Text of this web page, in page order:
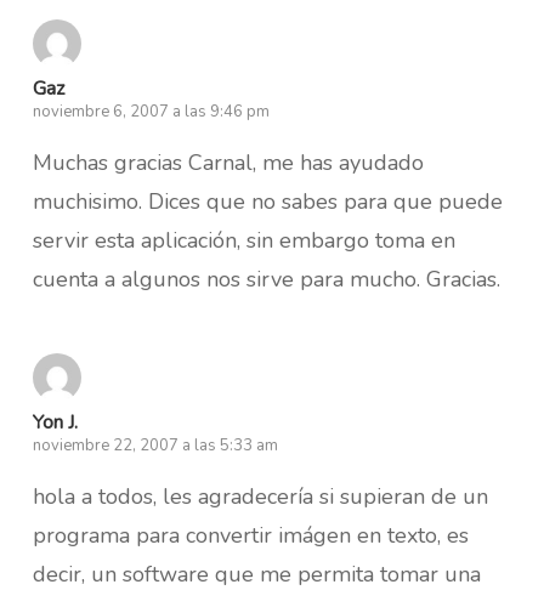
Gaz
noviembre 6, 2007 a las 9:46 pm
Muchas gracias Carnal, me has ayudado
muchisimo. Dices que no sabes para que puede
servir esta aplicación, sin embargo toma en
cuenta a algunos nos sirve para mucho. Gracias.
Yon J.
noviembre 22, 2007 a las 5:33 am
hola a todos, les agradecería si supieran de un
programa para convertir imágen en texto, es
decir, un software que me permita tomar una